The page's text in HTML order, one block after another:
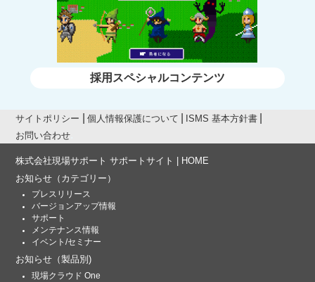
採用スペシャルコンテンツ
サイトポリシー 個人情報保護について
ISMS 基本方針書
お問い合わせ
株式会社現場サポート サポートサイト | HOME
お知らせ （カテゴリー）
プレスリリース
バージョンアップ情報
サポート
メンテナンス情報
イベント/セミナー
お知らせ （製品別)
現場クラウド One